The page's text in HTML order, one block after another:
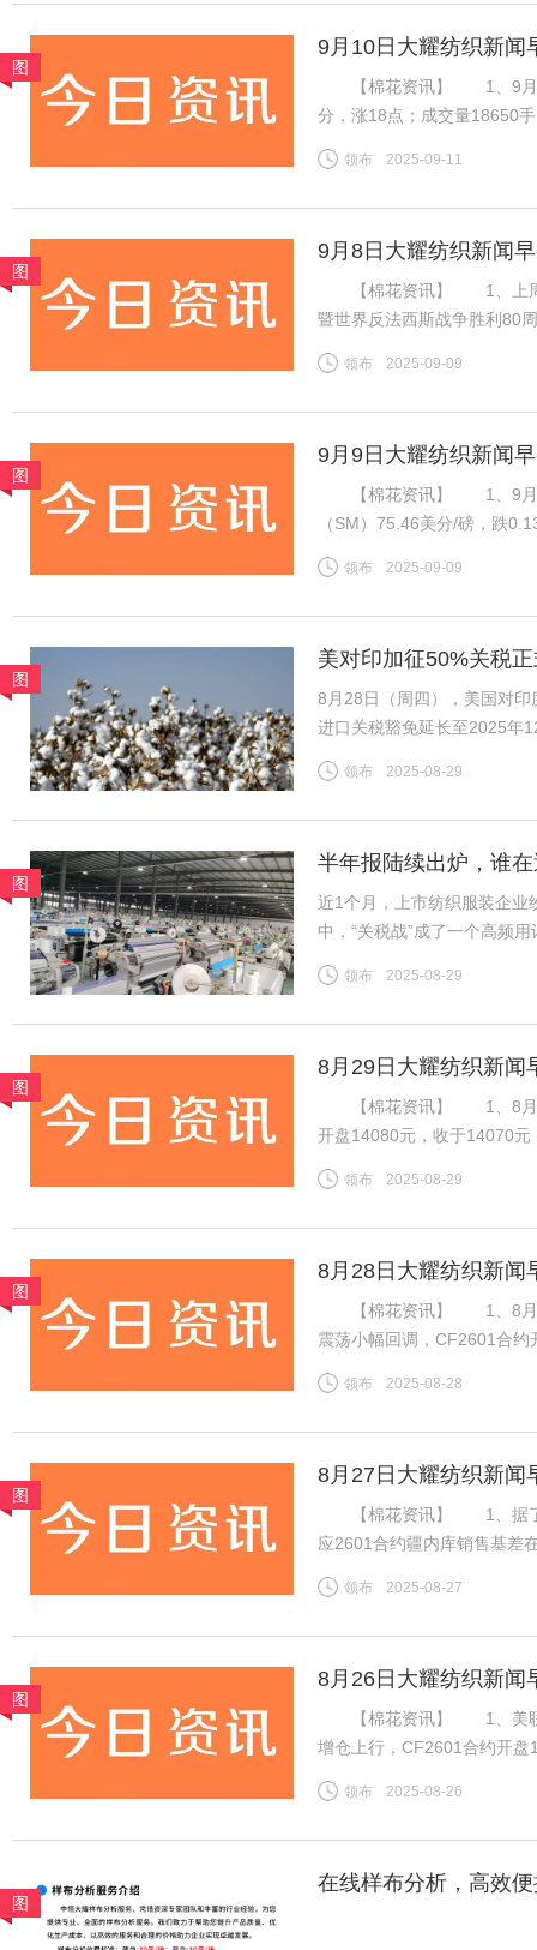
图
9月10日大耀纺织新闻
【棉花资讯】 1、9月8
分，涨18点；成交量18650
增，对金融市场有非常重要
领布 2025-09-11
图
9月8日大耀纺织新闻
【棉花资讯】 1、上周国
暨世界反法西斯战争胜利80
不足，因此周内郑棉维持震
领布 2025-09-09
图
9月9日大耀纺织新闻
【棉花资讯】 1、9月8
（SM）75.46美分/磅，跌
磅，跌0.13美分/磅，折一般
领布 2025-09-09
图
美对印加征50%关税
底
8月28日（周四），美国对
进口关税豁免延长至2025
今年最后三个月。 这一
领布 2025-08-29
图
半年报陆续出炉，谁
近1个月，上市纺织服装企业
中，“关税战”成了一个高频
关税战到底影响几何？谁在
领布 2025-08-29
图
8月29日大耀纺织新闻
【棉花资讯】 1、8月28
开盘14080元，收于14070
期国内供应偏紧预期仍在，
领布 2025-08-29
图
8月28日大耀纺织新闻
【棉花资讯】 1、8月27
震荡小幅回调，CF2601合
下游棉纱市场交投一般，棉
领布 2025-08-28
图
8月27日大耀纺织新闻
【棉花资讯】 1、据了解
应2601合约疆内库销售基差
内地库新疆机采棉4129B含杂
领布 2025-08-27
图
8月26日大耀纺织新闻
【棉花资讯】 1、美联储
增仓上行，CF2601合约开
增订单数量有限，但旺季需
领布 2025-08-26
图
在线样布分析，高效